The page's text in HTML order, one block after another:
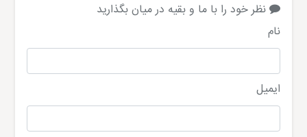
نظر خود را با ما و بقیه در میان بگذارید
نام
ایمیل